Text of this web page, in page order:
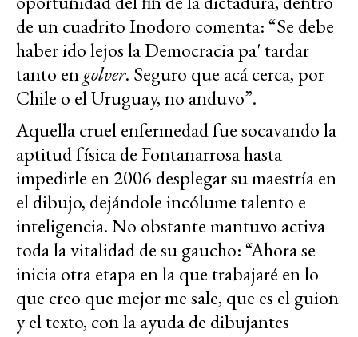
de un cuadrito Inodoro comenta: “Se debe
haber ido lejos la Democracia pa' tardar
tanto engolver. Seguro que acá cerca, por
Chile o el Uruguay, no anduvo”.
Aquella cruel enfermedad fue socavando la
aptitud física de Fontanarrosa hasta
impedirle en 2006 desplegar su maestría en
el dibujo, dejándole incólume talento e
inteligencia. No obstante mantuvo activa
toda la vitalidad de su gaucho: “Ahora se
inicia otra etapa en la que trabajaré en lo
que creo que mejor me sale, que es el guion
y el texto, con la ayuda de dibujantes